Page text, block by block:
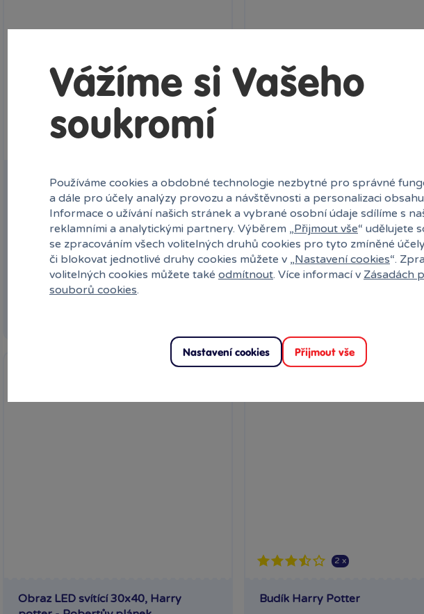
Harry Potter přívěsek Lumos -
Bradavice stříbrná
Detailně zpracovaný přívěsek s motivem,
který znáte z příběhů...
Skladem
Ihned:1 poboček
889 Kč
Klub:871 Kč
Harry Potter přívěsek Lumos -
Obraceč času
Detailně zpracovaný přívěsek s
který znáte z příběhů...
Skladem
Ihned:1 poboček Klub:
Obraz LED svítící 30x40, Harry
2 x
Budík Harry Potter
Vážíme si Vašeho
soukromí
Používáme cookies a obdobné technologie nezbytné pro správné
a dále pro účely analýzy provozu a návštěvnosti a personalizaci
Informace o užívání našich stránek a vybrané osobní údaje sdílíme s
reklamními a analytickými partnery. Výběrem „Přijmout vše“ udělujete
se zpracováním všech volitelných druhů cookies pro tyto zmíněné
či blokovat jednotlivé druhy cookies můžete v „Nastavení cookies“.
volitelných cookies můžete také odmítnout. Více informací v Zásadách
souborů cookies.
Nastavení cookies Přijmout vše